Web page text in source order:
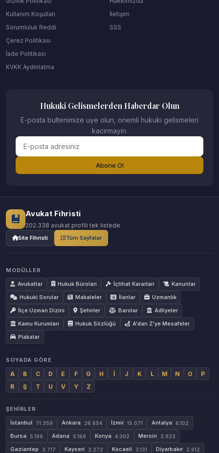
Kullanım Koşulları
Sorumluluk Reddi
Çerez Politikası
İade Politikası
KVKK Aydinlatma
İletişim
SSS
Hukuki Gelismelerden Haberdar Olun
E-posta bultenimize uye olun, onemli hukuki gelismeleri
kacirmayin.
Abone Ol
Avukat Fihristi
202.338 avukat profili tek listede
Site Fihristi Tüm Sayfalar
MODÜLLER
Avukatlar
Hukuk Büroları İçtihat Kararları
Kanunlar
Hukuki Sorular
Makaleler İlanlar
Uzmanlık
İlçe Uzman Dizini
Şehirler Barolar
Adliyeler
Kamu Kurumları
Hukuk Sözlüğü
A'dan Z'ye Mesafeler
Plakalar
SOYADA GÖRE
A B C D E F G H İ J K L M N O
P
R
Ş T U V Y Z
ŞEHIRLER
İstanbul
71.359 Ankara 26.654 İzmir 15.071 Antalya 6.102
Bursa 5.199 Adana 5.169 Konya 4.302 Mersin 3.923
Gaziantep 3.717 Kayseri 3.272 Kocaeli 3.131 Diyarbakır 2.612